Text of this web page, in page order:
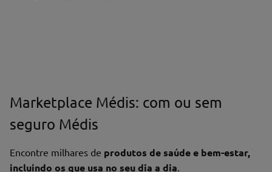
Marketplace Médis: com ou sem
seguro Médis
Encontre milhares de produtos de saúde e bem-estar,
incluindo os que usa no seu dia a dia.